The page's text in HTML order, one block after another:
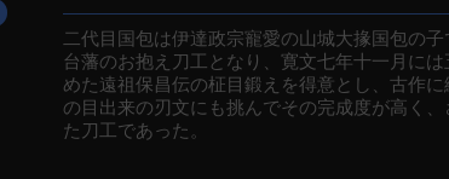
二代目国包は伊達政宗寵愛の山城大掾国包の
台藩のお抱え刀工となり、寛文七年十一月に
めた遠祖保昌伝の柾目鍛えを得意とし、古作
の目出来の刃文にも挑んでその完成度が高く
た刀工であった。